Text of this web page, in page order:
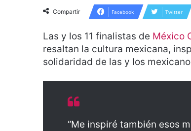
Compartir Facebook Twitter
Las y los 11 finalistas de México
resaltan la cultura mexicana,
solidaridad de las y los
“Me inspiré también esos